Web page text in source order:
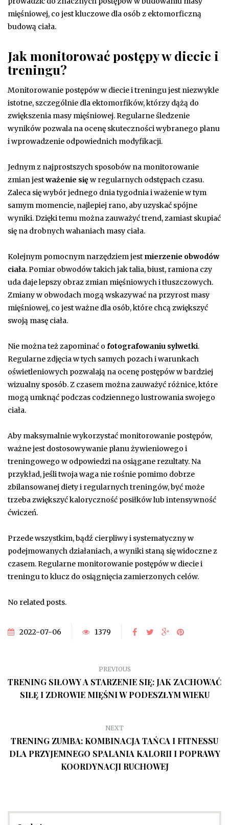
mięśniowej, co jest kluczowe dla osób z ektomorficzną
budową ciała.
Jak monitorować postępy w diecie i
treningu?
Monitorowanie postępów w diecie i treningu jest niezwykle
istotne, szczególnie dla ektomorfików, którzy dążą do
zwiększenia masy mięśniowej. Regularne śledzenie
wyników pozwala na ocenę skuteczności wybranego planu
i wprowadzenie odpowiednich modyfikacji.
Jednym z najprostszych sposobów na monitorowanie
zmian jestważenie sięw regularnych odstępach czasu.
Zaleca się wybór jednego dnia tygodnia i ważenie w tym
samym momencie, najlepiej rano, aby uzyskać spójne
wyniki. Dzięki temu można zauważyć trend, zamiast skupiać
się na drobnych wahaniach masy ciała.
Kolejnym pomocnym narzędziem jest mierzenie obwodów
ciała. Pomiar obwodów takich jak talia, biust, ramiona czy
uda daje lepszy obraz zmian mięśniowych i tłuszczowych.
Zmiany w obwodach mogą wskazywać na przyrost masy
mięśniowej, co jest ważne dla osób, które chcą zwiększyć
swoją masę ciała.
Nie można też zapominać o fotografowaniu sylwetki.
Regularne zdjęcia w tych samych pozach i warunkach
oświetleniowych pozwalają na ocenę postępów w bardziej
wizualny sposób. Z czasem można zauważyć różnice, które
mogą umknąć podczas codziennego lustrowania swojego
ciała.
Aby maksymalnie wykorzystać monitorowanie postępów,
ważne jest dostosowywanie planu żywieniowego i
treningowego w odpowiedzi na osiągane rezultaty. Na
przykład, jeśli twoja waga nie rośnie pomimo dobrze
zbilansowanej diety i regularnych treningów, być może
trzeba zwiększyć kaloryczność posiłków lub intensywność
ćwiczeń.
Przede wszystkim, bądź cierpliwy i systematyczny w
podejmowanych działaniach, a wyniki staną się widoczne z
czasem. Regularne monitorowanie postępów w diecie i
treningu to klucz do osiągnięcia zamierzonych celów.
No related posts.
2022-07-06 1379
PREVIOUS
TRENING SIŁOWY A STARZENIE SIĘ: JAK ZACHOWAĆ
SIŁĘ I ZDROWIE MIĘŚNI W PODESZŁYM WIEKU
NEXT
TRENING ZUMBA: KOMBINACJA TAŃCA I FITNESSU
DLA PRZYJEMNEGO SPALANIA KALORII I POPRAWY
KOORDYNACJI RUCHOWEJ